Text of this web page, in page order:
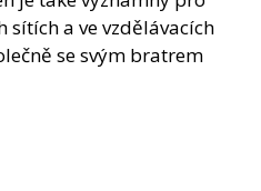
sítích a ve vzdělávacích
se svým bratrem